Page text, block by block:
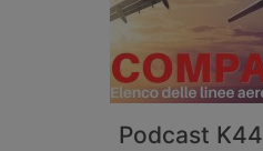
Podcast K44